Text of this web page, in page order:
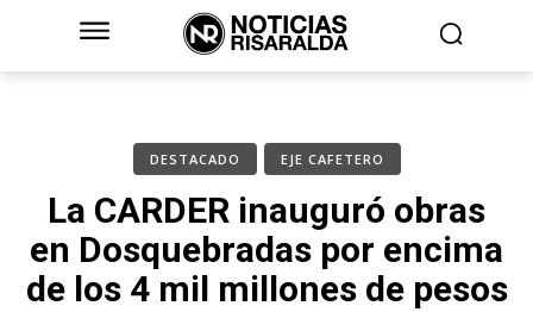
DESTACADO EJE CAFETERO
La CARDER inauguró obras
en Dosquebradas por encima
de los 4 mil millones de pesos